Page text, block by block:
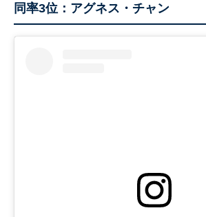
同率3位：アグネス・チャン